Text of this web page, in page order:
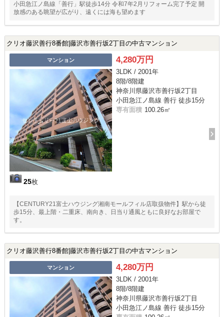
小田急江ノ島線「善行」駅徒歩14分 令和7年2月リフォーム完了予定 開
放感のある眺望が広がり、遠くには海も望めます
クリオ藤沢善行8番館|藤沢市善行坂2丁目の中古マンション
マンション
25枚
4,280万円
3LDK / 2001年
8階/8階建
神奈川県藤沢市善行坂2丁目
小田急江ノ島線 善行 徒歩15分
専有面積 100.26㎡
【CENTURY21富士ハウジング湘南モールフィル店取扱物件】駅から徒
歩15分、最上階・二重床、南向き、日当り通風ともに良好なお部屋で
す。
クリオ藤沢善行8番館|藤沢市善行坂2丁目の中古マンション
マンション 4,280万円
3LDK / 2001年
8階/8階建
神奈川県藤沢市善行坂2丁目
小田急江ノ島線 善行 徒歩15分